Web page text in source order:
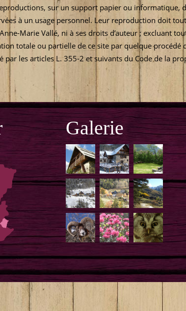
sur un support papier ou
à un usage personnel. Leur reproduction doit
Marie Vallé, ni à ses droits d’auteur ; excluant
totale ou partielle de ce site par quelque procédé
les articles L. 355-2 et suivants du Code de la
Galerie